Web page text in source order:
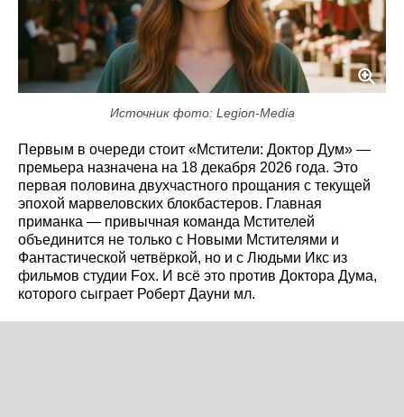
Источник фото: Legion-Media
Первым в очереди стоит «Мстители: Доктор Дум» —
премьера назначена на 18 декабря 2026 года. Это
первая половина двухчастного прощания с текущей
эпохой марвеловских блокбастеров. Главная
приманка — привычная команда Мстителей
объединится не только с Новыми Мстителями и
Фантастической четвёркой, но и с Людьми Икс из
фильмов студии Fox. И всё это против Доктора Дума,
которого сыграет Роберт Дауни мл.